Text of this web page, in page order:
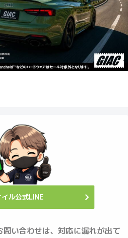
イル公式LINE
い合わせは、対応に漏れが出て